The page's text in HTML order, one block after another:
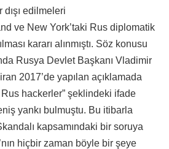
dışı edilmeleri
ve New York’taki Rus diplomatik
kararı alınmıştı. Söz konusu
Rusya Devlet Başkanı Vladimir
2017’de yapılan açıklamada
Rus hackerler” şeklindeki ifade
yankı bulmuştu. Bu itibarla
kapsamındaki bir soruya
hiçbir zaman böyle bir şeye